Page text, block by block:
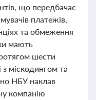
що передбачає
платежів,
та обмеження
мають
шести
міскодингом та
НБУ наклав
компанію